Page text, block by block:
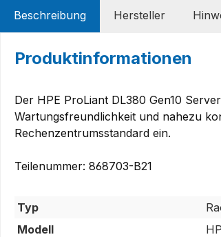
Beschreibung Hersteller
Produktinformationen
Der HPE ProLiant DL380 Gen10
Wartungsfreundlichkeit und nahezu
Rechenzentrumsstandard ein.
Teilenummer: 868703-B21
Typ
Modell